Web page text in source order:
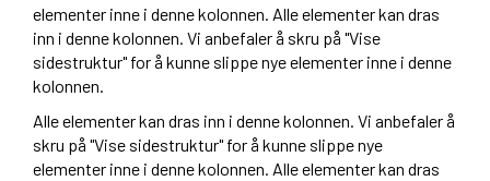
elementer inne i denne kolonnen. Alle elementer kan dras
inn i denne kolonnen. Vi anbefaler å skru på "Vise
sidestruktur" for å kunne slippe nye elementer inne i denne
kolonnen.
Alle elementer kan dras inn i denne kolonnen. Vi anbefaler å
skru på "Vise sidestruktur" for å kunne slippe nye
elementer inne i denne kolonnen. Alle elementer kan dras